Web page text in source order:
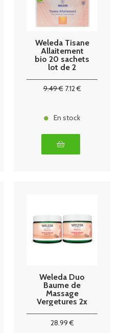
Weleda Tisane
Allaitement
bio 20 sachets
lot de 2
9.49€ 7.12€
En stock
Weleda Duo
Baume de
Massage
Vergetures 2x
28.99€